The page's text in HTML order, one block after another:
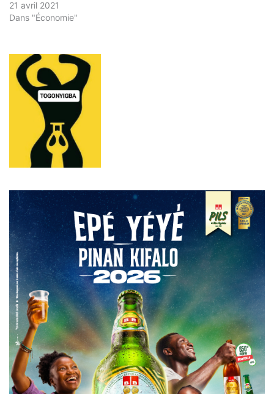
21 avril 2021
Dans "Économie"